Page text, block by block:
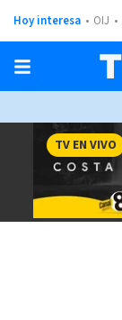
Hoy interesa OIJ
TV EN VIVO